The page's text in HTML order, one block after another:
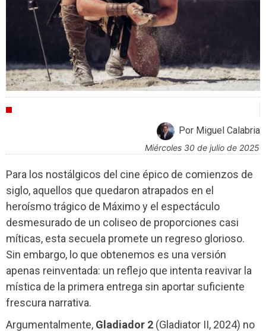
Por Miguel Calabria
miércoles 30 de julio de 2025
Para los nostálgicos del cine épico de comienzos de
siglo, aquellos que quedaron atrapados en el
heroísmo trágico de Máximo y el espectáculo
desmesurado de un coliseo de proporciones casi
míticas, esta secuela promete un regreso glorioso.
Sin embargo, lo que obtenemos es una versión
apenas reinventada: un reflejo que intenta reavivar la
mística de la primera entrega sin aportar suficiente
frescura narrativa.
Argumentalmente, Gladiador 2 (Gladiator II, 2024) no